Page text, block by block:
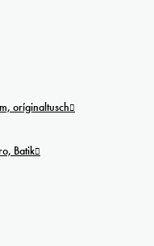
oríginaltusch
Batik